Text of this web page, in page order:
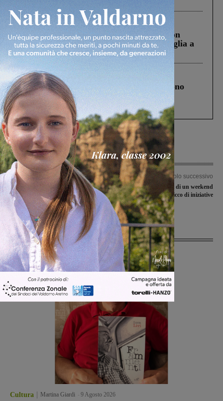
Cronaca 3 Agosto 2026
Scomparso da una struttura di Castiglion
Fiorentino l’uomo che aveva ucciso la figlia a
Levane nel 2020
Cronaca 4 Agosto 2026
Un anno fa la strage in A1 in cui morirono
Gianni, Giulia e Franco. Lo schianto, il
processo, lo stop ai sorpassi fra tir....
Articolo precedente
Manutenzione del verde nei parcheggi
comunali: divieti di sosta temporanei
a San Giovanni Valdarno
Articolo successivo
Weekender: gli eventi di un weekend
ricco di iniziative
Ultime Notizie
Cultura Martina Giardi 9 Agosto 2026